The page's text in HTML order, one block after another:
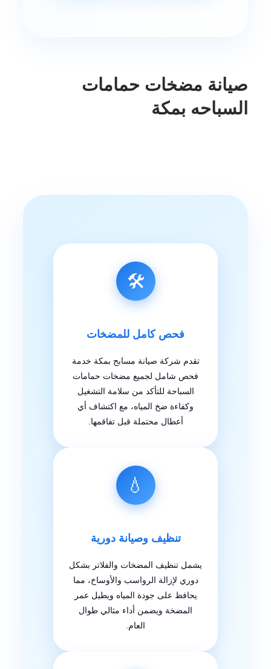
صيانة مضخات حمامات
السباحه بمكة
🛠️
فحص كامل للمضخات
تقدم شركة صيانة مسابح بمكة خدمة
فحص شامل لجميع مضخات حمامات
السباحة للتأكد من سلامة التشغيل
وكفاءة ضخ المياه، مع اكتشاف أي
أعطال محتملة قبل تفاقمها.
💧
تنظيف وصيانة دورية
يشمل تنظيف المضخات والفلاتر بشكل
دوري لإزالة الرواسب والأوساخ، مما
يحافظ على جودة المياه ويطيل عمر
المضخة ويضمن أداء مثالي طوال
العام.